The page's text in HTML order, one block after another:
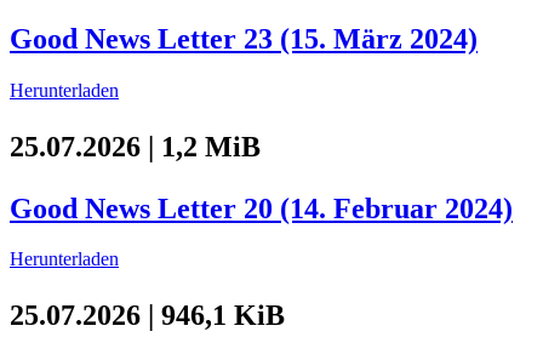
Good News Letter 23 (15. März 2024)
Herunterladen
25.07.2026 | 1,2 MiB
Good News Letter 20 (14. Februar 2024)
Herunterladen
25.07.2026 | 946,1 KiB